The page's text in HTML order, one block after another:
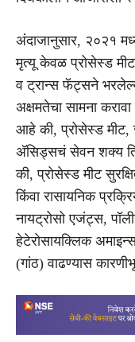
अंदाजानुसार, २०२१
मृत्यू केवळ प्रोसेस्ड
व ट्रान्स फॅट्सने
अक्षमतेचा सामना
आहे की, प्रोसेस्ड
अ‍ॅसिड्सचं सेवन शक्य
की, प्रोसेस्ड मीट
किंवा रासायनिक
नायट्रोसो एजंट्स,
हेटेरोसायक्लिक
(गांठ) वाढण्यास